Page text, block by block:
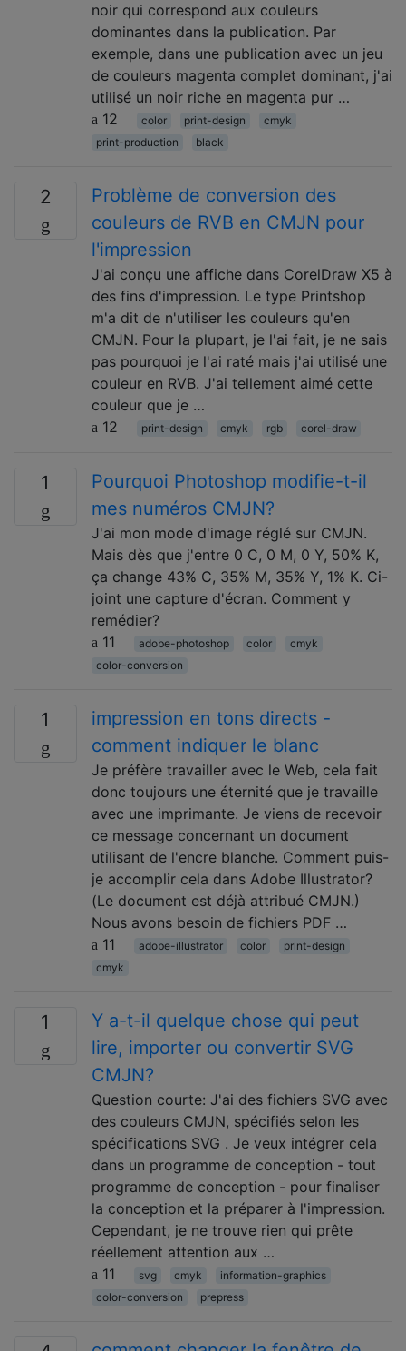
noir qui correspond aux couleurs
dominantes dans la publication. Par
exemple, dans une publication avec un jeu
de couleurs magenta complet dominant, j'ai
utilisé un noir riche en magenta pur …
12
color print-design
cmyk
print-production
black
2
Problème de conversion des
couleurs de RVB en CMJN pour
l'impression
J'ai conçu une affiche dans CorelDraw X5 à
des fins d'impression. Le type Printshop
m'a dit de n'utiliser les couleurs qu'en
CMJN. Pour la plupart, je l'ai fait, je ne sais
pas pourquoi je l'ai raté mais j'ai utilisé une
couleur en RVB. J'ai tellement aimé cette
couleur que je …
12
print-design cmyk rgb corel-draw
1
Pourquoi Photoshop modifie-t-il
mes numéros CMJN?
J'ai mon mode d'image réglé sur CMJN.
Mais dès que j'entre 0 C, 0 M, 0 Y, 50% K,
ça change 43% C, 35% M, 35% Y, 1% K. Ci-
joint une capture d'écran. Comment y
remédier?
11
adobe-photoshop color
cmyk
color-conversion
1
impression en tons directs -
comment indiquer le blanc
Je préfère travailler avec le Web, cela fait
donc toujours une éternité que je travaille
avec une imprimante. Je viens de recevoir
ce message concernant un document
utilisant de l'encre blanche. Comment puis-
je accomplir cela dans Adobe Illustrator?
(Le document est déjà attribué CMJN.)
Nous avons besoin de fichiers PDF …
11
adobe-illustrator color
print-design
cmyk
1
Y a-t-il quelque chose qui peut
lire, importer ou convertir SVG
CMJN?
Question courte: J'ai des fichiers SVG avec
des couleurs CMJN, spécifiés selon les
spécifications SVG . Je veux intégrer cela
dans un programme de conception - tout
programme de conception - pour finaliser
la conception et la préparer à l'impression.
Cependant, je ne trouve rien qui prête
réellement attention aux …
11
svg cmyk
information-graphics
color-conversion
prepress